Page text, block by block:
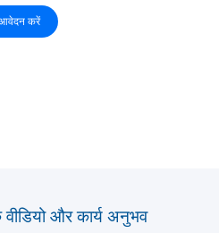
करें
वीडियो और कार्य अनुभव